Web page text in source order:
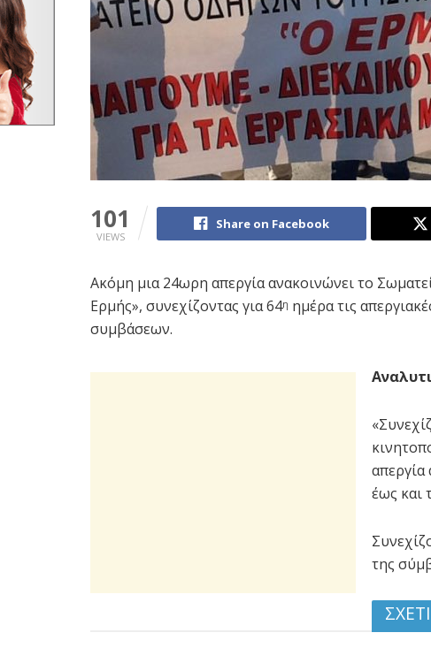
101
VIEWS
Share on Facebook
Ακόμη μια 24ωρη απεργία ανακοινώνει το
Ερμής», συνεχίζοντας για 64η ημέρα τις
συμβάσεων.
έως και
της